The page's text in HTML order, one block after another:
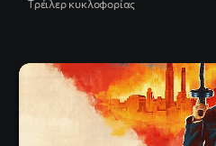
Tρέιλερ κυκλοφορίας